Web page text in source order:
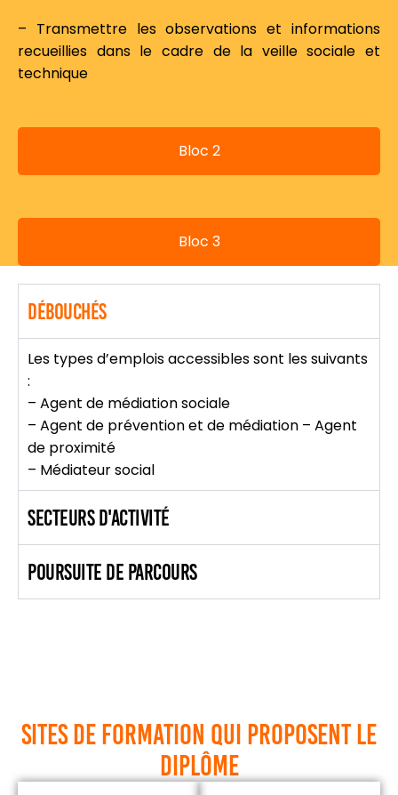
Bloc 2
Bloc 3
– Transmettre les observations et informations
recueillies dans le cadre de la veille sociale et
technique
Débouchés
Les types d’emplois accessibles sont les suivants
:
– Agent de médiation sociale
– Agent de prévention et de médiation – Agent
de proximité
– Médiateur social
Secteurs d'activité
Poursuite de Parcours
sites de formation qui proposent le
diplôme